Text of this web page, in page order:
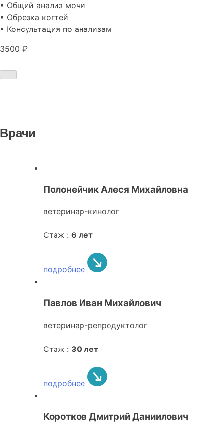
• Общий анализ мочи
• Обрезка когтей
• Консультация по анализам
3500 ₽
Врачи
Полонейчик Алеся Михайловна
ветеринар-кинолог
Стаж : 6 лет
подробнее
Павлов Иван Михайлович
ветеринар-репродуктолог
Стаж : 30 лет
подробнее
Коротков Дмитрий Даниилович